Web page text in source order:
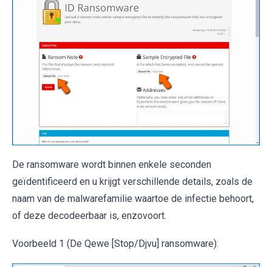
De ransomware wordt binnen enkele seconden
geïdentificeerd en u krijgt verschillende details, zoals de
naam van de malwarefamilie waartoe de infectie behoort,
of deze decodeerbaar is, enzovoort.
Voorbeeld 1 (De Qewe [Stop/Djvu] ransomware):